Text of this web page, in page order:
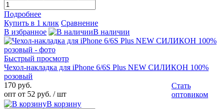
Подробнее
Купить в 1 клик Сравнение
В избранное
В наличии
Быстрый просмотр
Чехол-накладка для iPhone 6/6S Plus NEW СИЛИКОН 100%
розовый
170 руб.
опт от 52 руб. / шт
Стать
оптовиком
В корзину